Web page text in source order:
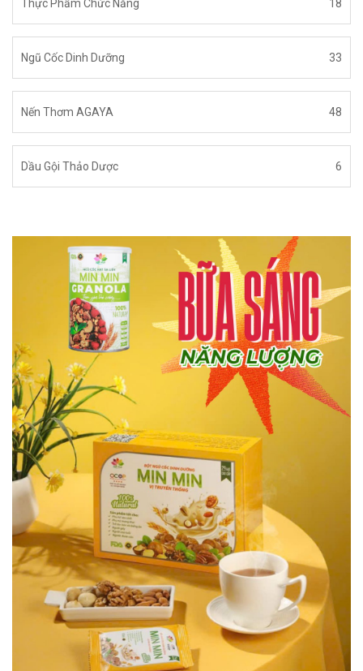
Thực Phẩm Chức Năng 18
Ngũ Cốc Dinh Dưỡng 33
Nến Thơm AGAYA 48
Dầu Gội Thảo Dược 6